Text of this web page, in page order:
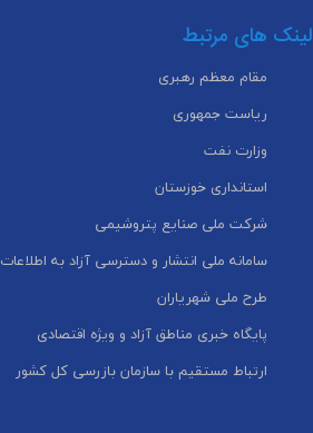
لینک های مرتبط
مقام معظم رهبری
ریاست جمهوری
وزارت نفت
استانداری خوزستان
شرکت ملی صنایع پتروشیمی
سامانه ملی انتشار و دسترسی آزاد به اطلاعات
طرح ملی شهریاران
پایگاه خبری مناطق آزاد و ویژه اقتصادی
ارتباط مستقیم با سازمان بازرسی کل کشور